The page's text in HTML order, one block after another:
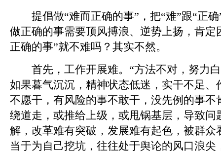
提倡做“难而正确的事”，把“难”跟“正确
做正确的事需要顶风搏浪、逆势上扬，肯定
正确的事”就不难吗？其实不然。
首先，工作开展难。“方法不对，努力白
如果暮气沉沉，精神状态低迷，实干不足、
不愿干，有风险的事不敢干，没先例的事不
绕道走，或推给上级，或甩锅基层，导致问
解，改革难有突破，发展难有起色，被群众
当于为自己挖坑，往往处于舆论的风口浪